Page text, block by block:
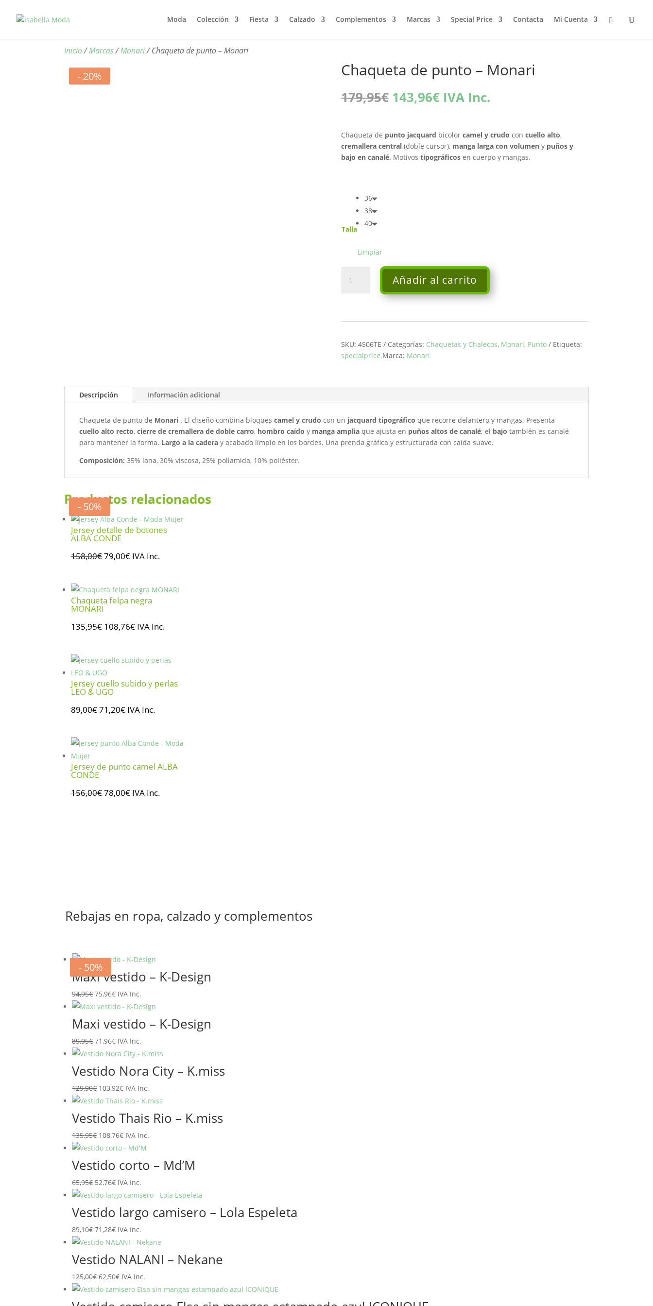
Moda Colección Fiesta Calzado Complementos Marcas Special Price Contacta Mi Cuenta
Inicio/Marcas/Monari/ Chaqueta de punto – Monari
- 20% Chaqueta de punto – Monari
179,95€ El
precio
era:
179,95€.
143,96€El
precio
es:
143,96€.
IVA Inc.
Chaqueta de punto jacquard bicolor camel y crudo con cuello alto,
cremallera central(doble cursor), manga larga con volumeny puños y
bajo en canalé. Motivos tipográficosen cuerpo y mangas.
Talla
36
38
40
Limpiar
Añadir al carrito
SKU: 4506TE Categorías: Chaquetas y Chalecos, Monari, Punto
Etiqueta:
specialprice Marca: Monari
Descripción Información adicional
Chaqueta de punto de Monari . El diseño combina bloques camel y crudo con un jacquard tipográfico que recorre delantero y mangas. Presenta
cuello alto recto, cierre de cremallera de doble carro, hombro caído y manga amplia que ajusta en puños altos de canalé; el bajo también es canalé
para mantener la forma. Largo a la cadera y acabado limpio en los bordes. Una prenda gráfica y estructurada con caída suave.
Composición: 35% lana, 30% viscosa, 25% poliamida, 10% poliéster.
Productos relacionados
- 50%
Jersey detalle de botones
ALBA CONDE
158,00€El
era:
158,00€.
79,00€El
es:
79,00€.
IVA Inc.
- 20%
Chaqueta felpa negra
MONARI
135,95€ El
era:
135,95€.
108,76€El
es:
IVA Inc.
- 20%
Jersey cuello subido y perlas
LEO & UGO
89,00€El
era:
71,20€El
es:
IVA Inc.
- 50%
Jersey de punto camel ALBA
CONDE
156,00€El
78,00€ElIVA Inc.
Rebajas en ropa, calzado y complementos
- 20%
Maxi vestido – K-Design
94,95€El
precio
original
era:
94,95€.
75,96€El
precio
actual
es:
75,96€.
IVA Inc.
- 20%
Maxi vestido – K-Design
89,95€El
precio
original
era:
89,95€.
71,96€El
precio
actual
es:
71,96€.
IVA Inc.
- 20%
Vestido Nora City – K.miss
129,90€ El
precio
original
era:
129,90€.
103,92€El
precio
actual
es:
103,92€.
IVA Inc.
- 20%
Vestido Thais Rio – K.miss
135,95€ El
precio
original
era:
135,95€.
108,76€El
precio
actual
es:
108,76€.
IVA Inc.
- 20%
Vestido corto – Md’M
65,95€ El
precio
original
era:
65,95€.
52,76€El
precio
actual
es:
52,76€.
IVA Inc.
- 20%
Vestido largo camisero – Lola Espeleta
89,10€El
precio
original
era:
89,10€.
71,28€El
precio
actual
es:
71,28€.
IVA Inc.
- 50%
Vestido NALANI – Nekane
125,00€El
precio
original
62,50€El
precio
IVA Inc.
- 50%